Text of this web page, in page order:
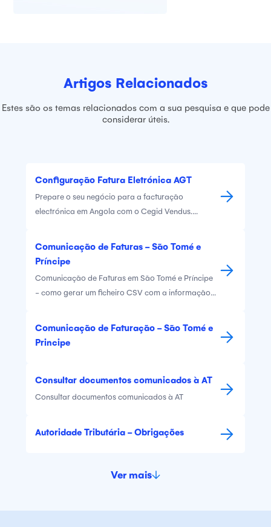
Artigos Relacionados
Estes são os temas relacionados com a sua pesquisa e que pode
considerar úteis.
Configuração Fatura Eletrónica AGT
Prepare o seu negócio para a facturação
electrónica em Angola com o Cegid Vendus.
Comunicação de Faturas - São Tomé e
Príncipe
Comunicação de Faturas em São Tomé e Príncipe
- como gerar um ficheiro CSV com a informação
Comunicação de Faturação - São Tomé e
Principe
Consultar documentos comunicados à AT
Consultar documentos comunicados à AT
Autoridade Tributária - Obrigações
Ver mais